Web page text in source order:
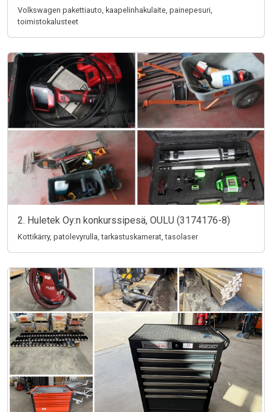
Volkswagen pakettiauto, kaapelinhakulaite, painepesuri,
toimistokalusteet
2. Huletek Oy:n konkurssipesä, OULU (3174176-8)
Kottikärry, patolevyrulla, tarkastuskamerat, tasolaser